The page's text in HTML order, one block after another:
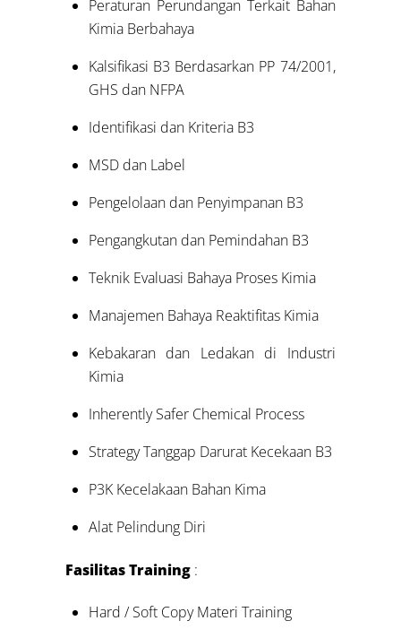
Peraturan Perundangan Terkait Bahan
Kimia Berbahaya
Kalsifikasi B3 Berdasarkan PP 74/2001,
GHS dan NFPA
Identifikasi dan Kriteria B3
MSD dan Label
Pengelolaan dan Penyimpanan B3
Pengangkutan dan Pemindahan B3
Teknik Evaluasi Bahaya Proses Kimia
Manajemen Bahaya Reaktifitas Kimia
Kebakaran dan Ledakan di Industri
Kimia
Inherently Safer Chemical Process
Strategy Tanggap Darurat Kecekaan B3
P3K Kecelakaan Bahan Kima
Alat Pelindung Diri
Fasilitas Training :
Hard / Soft Copy Materi Training